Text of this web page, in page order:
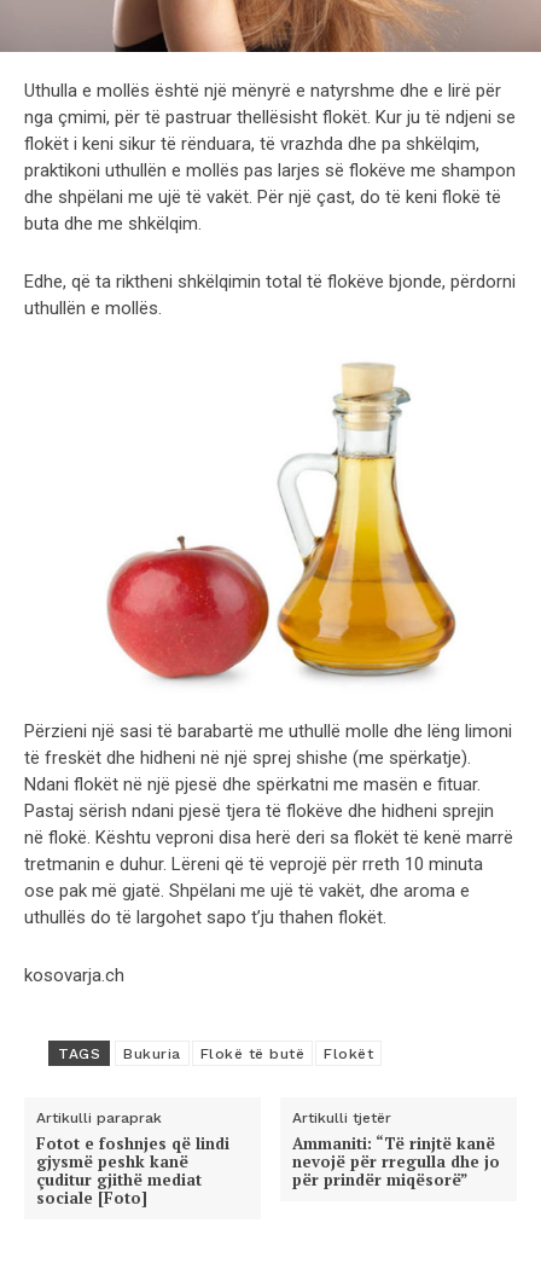
Uthulla e mollës është një mënyrë e natyrshme dhe e lirë për
nga çmimi, për të pastruar thellësisht flokët. Kur ju të ndjeni se
flokët i keni sikur të rënduara, të vrazhda dhe pa shkëlqim,
praktikoni uthullën e mollës pas larjes së flokëve me shampon
dhe shpëlani me ujë të vakët. Për një çast, do të keni flokë të
buta dhe me shkëlqim.
Edhe, që ta riktheni shkëlqimin total të flokëve bjonde, përdorni
uthullën e mollës.
Përzieni një sasi të barabartë me uthullë molle dhe lëng limoni
të freskët dhe hidheni në një sprej shishe (me spërkatje).
Ndani flokët në një pjesë dhe spërkatni me masën e fituar.
Pastaj sërish ndani pjesë tjera të flokëve dhe hidheni sprejin
në flokë. Kështu veproni disa herë deri sa flokët të kenë marrë
tretmanin e duhur. Lëreni që të veprojë për rreth 10 minuta
ose pak më gjatë. Shpëlani me ujë të vakët, dhe aroma e
uthullës do të largohet sapo t’ju thahen flokët.
kosovarja.ch
TAGS Bukuria Flokë të butë Flokët
Artikulli paraprak
Fotot e foshnjes që lindi
gjysmë peshk kanë
çuditur gjithë mediat
sociale [Foto]
Artikulli tjetër
Ammaniti: “Të rinjtë kanë
nevojë për rregulla dhe jo
për prindër miqësorë”